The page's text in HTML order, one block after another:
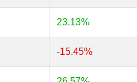
23.13%
-15.45%